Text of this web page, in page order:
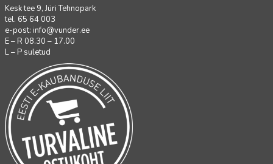
Kesk tee 9, Jüri Tehnopark
tel. 65 64 003
e-post: info@vunder.ee
E – R 08.30 – 17.00
L – P suletud